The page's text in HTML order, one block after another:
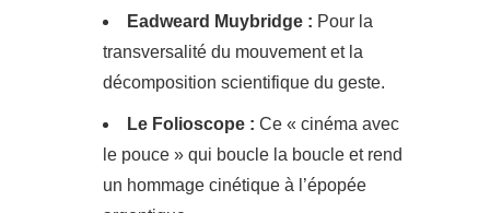
Eadweard Muybridge : Pour la
transversalité du mouvement et la
décomposition scientifique du geste.
Le Folioscope : Ce « cinéma avec
le pouce » qui boucle la boucle et rend
un hommage cinétique à l’épopée